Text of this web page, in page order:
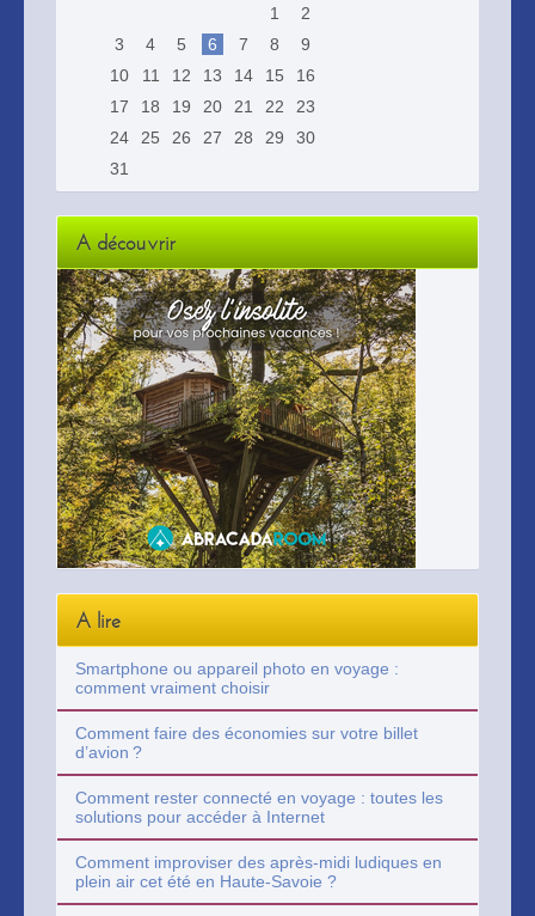
1
2
3
4 5 6 7 8
9
10
11 12 13 14 15
16
17
18 19 20 21 22
23
24
25 26 27 28 29
30
31
A découvrir
A lire
Smartphone ou appareil photo en voyage :
comment vraiment choisir
Comment faire des économies sur votre billet
d’avion ?
Comment rester connecté en voyage : toutes les
solutions pour accéder à Internet
Comment improviser des après-midi ludiques en
plein air cet été en Haute-Savoie ?